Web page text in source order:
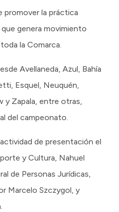
promover la práctica
genera movimiento
la Comarca.
Avellaneda, Azul, Bahía
Esquel, Neuquén,
y Zapala, entre otras,
del campeonato.
de presentación el
y Cultura, Nahuel
de Personas Jurídicas,
Marcelo Szczygol, y